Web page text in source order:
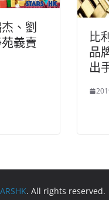
、劉
義賣
比
品
出
. All rights reserved.